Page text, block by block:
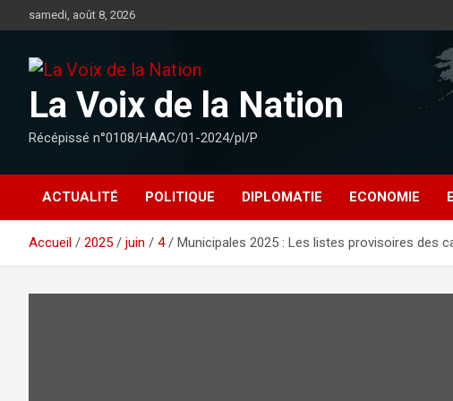
au
samedi, août 8, 2026
La Voix de la Nation
Récépissé n°0108/HAAC/01-2024/pl/P
ACTUALITÉ POLITIQUE DIPLOMATIE ECONOMIE
Accueil 2025 juin 4 Municipales 2025 : Les listes provisoires des